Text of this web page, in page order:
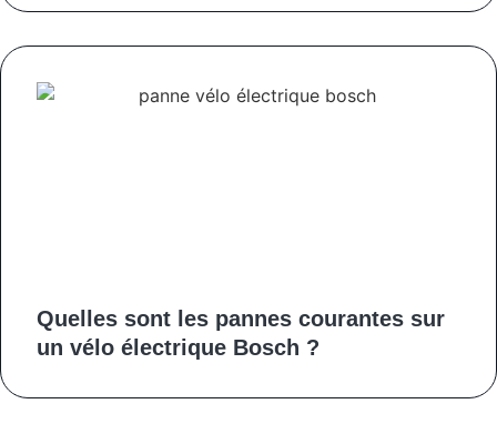
Quelles sont les pannes courantes sur
un vélo électrique Bosch ?